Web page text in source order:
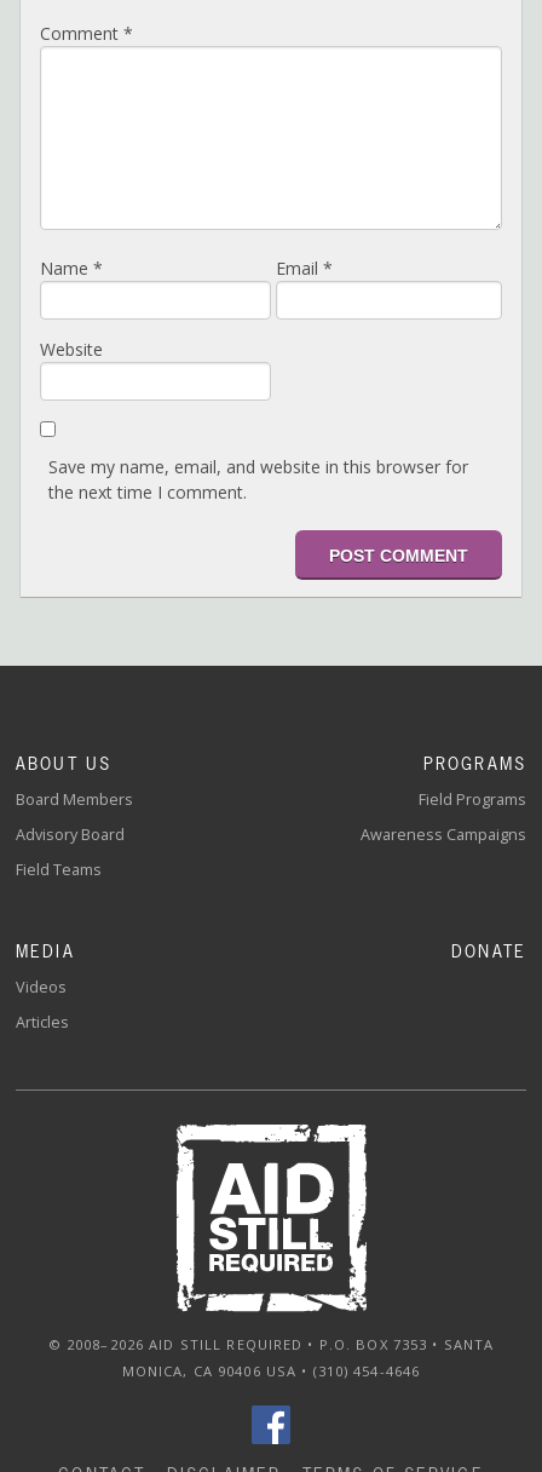
Comment *
Name * Email *
Website
Save my name, email, and website in this browser for
the next time I comment.
ABOUT US
Board Members
Advisory Board
Field Teams
PROGRAMS
Field Programs
Awareness Campaigns
MEDIA
Videos
Articles
DONATE
© 2008–2026 AID STILL REQUIRED • P.O. BOX 7353 • SANTA
MONICA, CA 90406 USA • (310) 454-4646